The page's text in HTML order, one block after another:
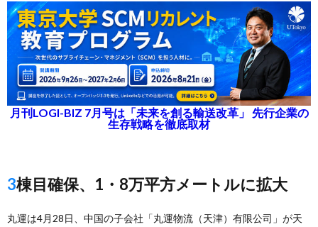
月刊LOGI-BIZ 7月号は「未来を創る輸送改革」 先行企業の
生存戦略を徹底取材
3棟目確保、1・8万平方メートルに拡大
丸運は4月28日、中国の子会社「丸運物流（天津）有限公司」が天